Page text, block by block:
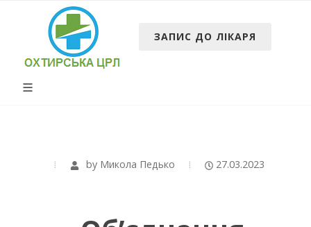
ЗАПИС ДО ЛІКАРЯ
by Микола Педько 27.03.2023